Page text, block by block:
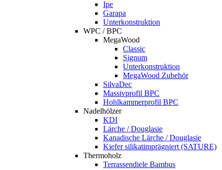
Ipe
Garapa
Unterkonstruktion
WPC / BPC
MegaWood
Classic
Signum
Unterkonstruktion
MegaWood Zubehör
SilvaDec
Massivprofil BPC
Hohlkammerprofil BPC
Nadelhölzer
KDI
Lärche / Douglasie
Kanadische Lärche / Douglasie
Kiefer silikatimprägniert (SATURE)
Thermoholz
Terrassendiele Bambus